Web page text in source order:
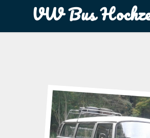
VW Bus